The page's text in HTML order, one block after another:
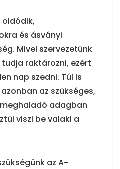
és ásványi
Mivel szervezetünk
raktározni, ezért
nap szedni. Túl is
az szükséges,
meghaladó adagban
viszi be valaki a
az A-